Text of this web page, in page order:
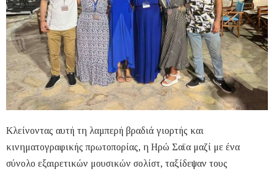
Κλείνοντας αυτή τη λαμπερή βραδιά γιορτής και
κινηματογραφικής πρωτοπορίας, η Ηρώ Σαϊα μαζί με ένα
σύνολο εξαιρετικών μουσικών σολίστ, ταξίδεψαν τους